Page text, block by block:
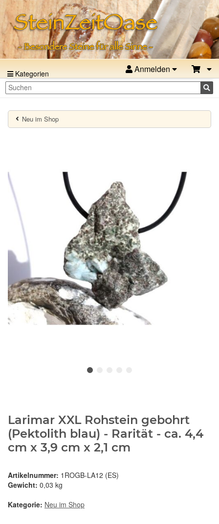
Kategorien Anmelden
Neu im Shop
Larimar XXL Rohstein gebohrt
(Pektolith blau) - Rarität - ca. 4,4
cm x 3,9 cm x 2,1 cm
Artikelnummer: 1ROGB-LA12 (ES)
Gewicht: 0,03 kg
Kategorie: Neu im Shop